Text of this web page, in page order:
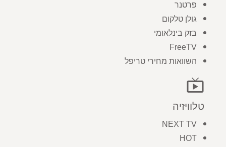
פרטנר
גולן טלקום
בזק בינלאומי
FreeTV
השוואות מחירי טריפל
live_tv
טלוויזיה
NEXT TV
HOT